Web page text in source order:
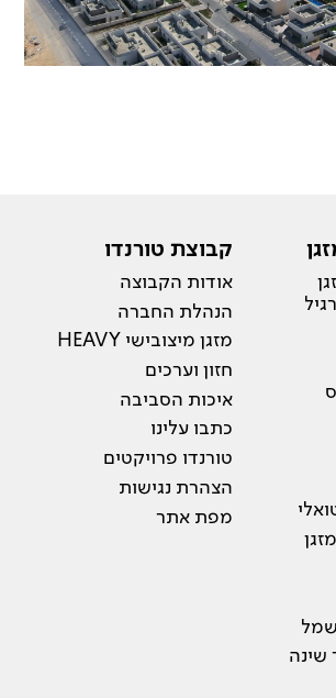
שינה
קבוצת טורנדו
אודות הקבוצה
הנהלת החברה
מזגן מיצובישי HEAVY
חזון וערכים
איכות הסביבה
כתבו עלינו
טורנדו פרויקטים
הצהרת נגישות
מפת אתר